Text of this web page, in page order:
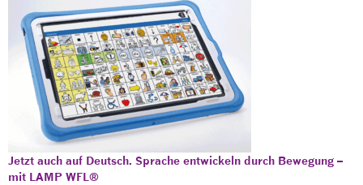
Jetzt auch auf Deutsch. Sprache entwickeln durch Bewegung –
mit LAMP WFL®